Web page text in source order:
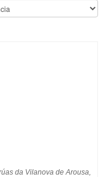
da Vilanova de Arousa,